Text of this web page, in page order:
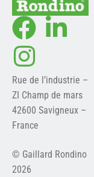
Rue de l’industrie –
ZI Champ de mars
42600 Savigneux –
France
© Gaillard Rondino
2026